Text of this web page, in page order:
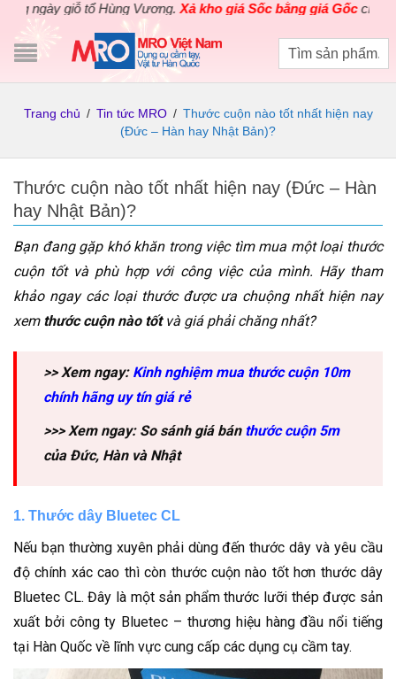
giỗ tổ Hùng Vương.Xả kho giá Sốc bằng giá Gốccho các sản
Trang chủ / Tin tức MRO / Thước cuộn nào tốt nhất hiện nay
(Đức – Hàn hay Nhật Bản)?
Thước cuộn nào tốt nhất hiện nay (Đức – Hàn
hay Nhật Bản)?
Bạn đang gặp khó khăn trong việc tìm mua một loại thước
cuộn tốt và phù hợp với công việc của mình. Hãy tham
khảo ngay các loại thước được ưa chuộng nhất hiện nay
xem thước cuộn nào tốtvà giá phải chăng nhất?
>> Xem ngay: Kinh nghiệm mua thước cuộn 10m
chính hãng uy tín giá rẻ
>>> Xem ngay: So sánh giá bán thước cuộn 5m
của Đức, Hàn và Nhật
1. Thước dây Bluetec CL
Nếu bạn thường xuyên phải dùng đến thước dây và yêu cầu
độ chính xác cao thì còn thước cuộn nào tốt hơn thước dây
Bluetec CL. Đây là một sản phẩm thước lưỡi thép được sản
xuất bởi công ty Bluetec – thương hiệu hàng đầu nổi tiếng
tại Hàn Quốc về lĩnh vực cung cấp các dụng cụ cầm tay.